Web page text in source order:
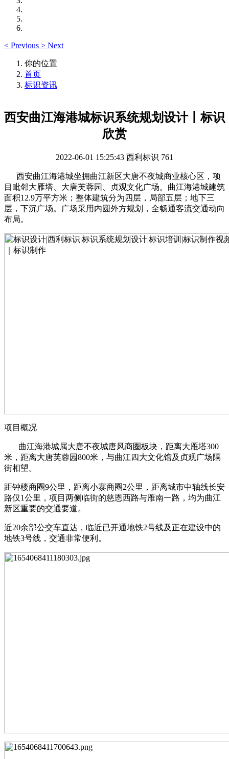
< Previous > Next
你的位置
首页
标识资讯
西安曲江海港城标识系统规划设计丨标识
欣赏
2022-06-01 15:25:43 西利标识 761
西安曲江海港城坐拥曲江新区大唐不夜城商业核心区，项
目毗邻大雁塔、大唐芙蓉园、贞观文化广场。曲江海港城建筑
面积12.9万平方米；整体建筑分为四层，局部五层；地下三
层，下沉广场。广场采用内圆外方规划，全畅通客流交通动向
布局。
项目概况
曲江海港城属大唐不夜城唐风商圈板块，距离大雁塔300
米，距离大唐芙蓉园800米，与曲江四大文化馆及贞观广场隔
街相望。
距钟楼商圈9公里，距离小寨商圈2公里，距离城市中轴线长安
路仅1公里，项目两侧临街的慈恩西路与雁南一路，均为曲江
新区重要的交通要道。
近20余部公交车直达，临近已开通地铁2号线及正在建设中的
地铁3号线，交通非常便利。